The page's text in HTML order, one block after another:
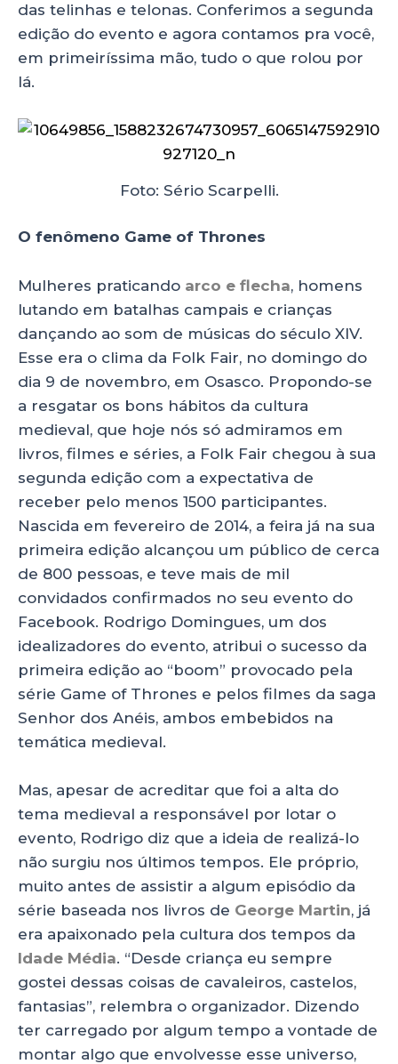
das telinhas e telonas. Conferimos a segunda
edição do evento e agora contamos pra você,
em primeiríssima mão, tudo o que rolou por
lá.
Foto: Sério Scarpelli.
O fenômeno Game of Thrones
Mulheres praticando arco e flecha, homens
lutando em batalhas campais e crianças
dançando ao som de músicas do século XIV.
Esse era o clima da Folk Fair, no domingo do
dia 9 de novembro, em Osasco. Propondo-se
a resgatar os bons hábitos da cultura
medieval, que hoje nós só admiramos em
livros, filmes e séries, a Folk Fair chegou à sua
segunda edição com a expectativa de
receber pelo menos 1500 participantes.
Nascida em fevereiro de 2014, a feira já na sua
primeira edição alcançou um público de cerca
de 800 pessoas, e teve mais de mil
convidados confirmados no seu evento do
Facebook. Rodrigo Domingues, um dos
idealizadores do evento, atribui o sucesso da
primeira edição ao “boom” provocado pela
série Game of Thrones e pelos filmes da saga
Senhor dos Anéis, ambos embebidos na
temática medieval.
Mas, apesar de acreditar que foi a alta do
tema medieval a responsável por lotar o
evento, Rodrigo diz que a ideia de realizá-lo
não surgiu nos últimos tempos. Ele próprio,
muito antes de assistir a algum episódio da
série baseada nos livros de George Martin, já
era apaixonado pela cultura dos tempos da
Idade Média. “Desde criança eu sempre
gostei dessas coisas de cavaleiros, castelos,
fantasias”, relembra o organizador. Dizendo
ter carregado por algum tempo a vontade de
montar algo que envolvesse esse universo,